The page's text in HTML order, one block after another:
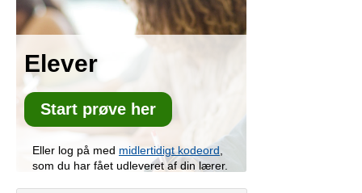
Elever
Start prøve her
Eller log på med midlertidigt kodeord
som du har fået udleveret af din lærer.